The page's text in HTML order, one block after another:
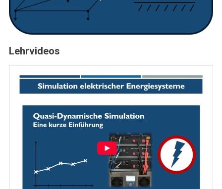
Lehrvideos